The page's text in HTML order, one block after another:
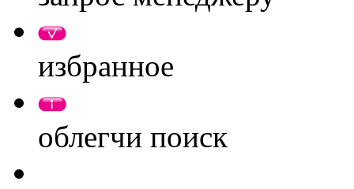
избранное
облегчи поиск